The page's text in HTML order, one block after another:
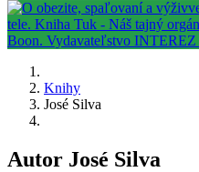
Knihy
José Silva
Autor José Silva